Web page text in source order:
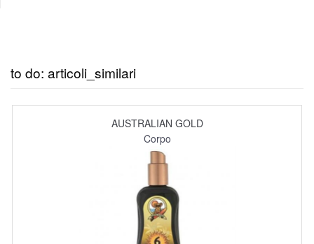
to do: articoli_similari
AUSTRALIAN GOLD
Corpo